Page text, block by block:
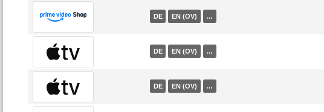
DE EN (OV) …
DE EN (OV) …
DE EN (OV) …